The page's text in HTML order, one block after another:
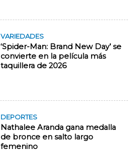
VARIEDADES
‘Spider-Man: Brand New Day’ se
convierte en la película más
taquillera de 2026
DEPORTES
Nathalee Aranda gana medalla
de bronce en salto largo
femenino